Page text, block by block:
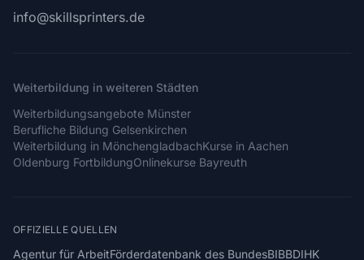
info@skillsprinters.de
Weiterbildung in weiteren Städten
Weiterbildungsangebote Münster
Berufliche Bildung Gelsenkirchen
Weiterbildung in MönchengladbachKurse in Aachen
Oldenburg FortbildungOnlinekurse Bayreuth
OFFIZIELLE QUELLEN
Agentur für ArbeitFörderdatenbank des BundesBIBBDIHK